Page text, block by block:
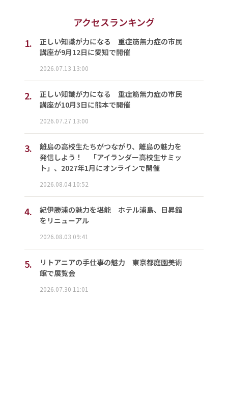
アクセスランキング
1.
正しい知識が力になる 重症筋無力症の市民
講座が9月12日に愛知で開催
2026.07.13 13:00
2.
正しい知識が力になる 重症筋無力症の市民
講座が10月3日に熊本で開催
2026.07.27 13:00
3.
離島の高校生たちがつながり、離島の魅力を
発信しよう！ 「アイランダー高校生サミッ
ト」、2027年1月にオンラインで開催
2026.08.04 10:52
4.
紀伊勝浦の魅力を堪能 ホテル浦島、日昇館
をリニューアル
2026.08.03 09:41
5.
リトアニアの手仕事の魅力 東京都庭園美術
館で展覧会
2026.07.30 11:01